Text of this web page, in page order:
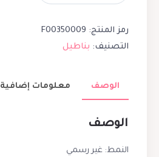
رمز المنتج: F00350009
التصنيف: بناطيل
الوصف معلومات إضافية
الوصف
النمط: غير رسمي